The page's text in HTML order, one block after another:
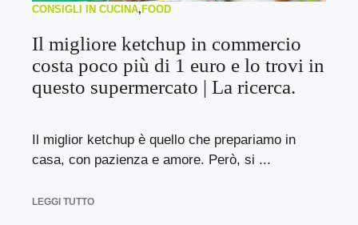
CONSIGLI IN CUCINA, FOOD
Il migliore ketchup in commercio
costa poco più di 1 euro e lo trovi in
questo supermercato | La ricerca.
Il miglior ketchup è quello che prepariamo in
casa, con pazienza e amore. Però, si ...
LEGGI TUTTO